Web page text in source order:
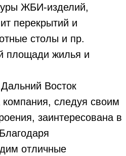
ЖБИ-изделий,
перекрытий и
столы и пр.
площади жилья и
Восток
следуя своим
заинтересована в
отличные